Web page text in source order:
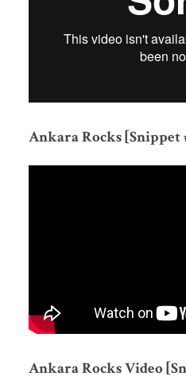
Ankara Rocks [Snippet
Ankara Rocks Video